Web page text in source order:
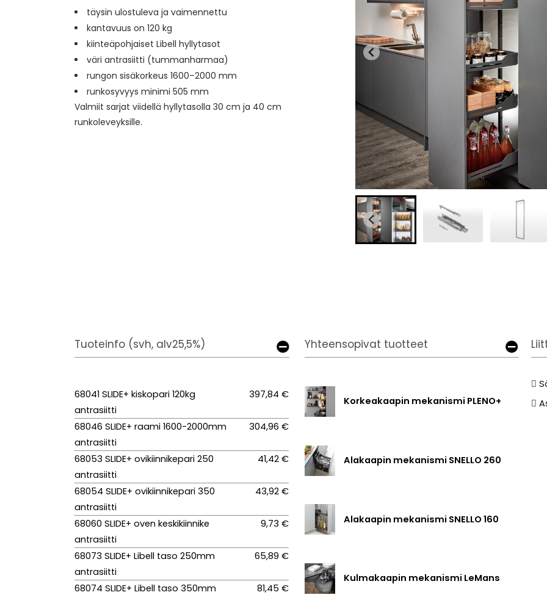
täysin ulostuleva ja vaimennettu
kantavuus on 120 kg
kiinteäpohjaiset Libell hyllytasot
väri antrasiitti (tummanharmaa)
rungon sisäkorkeus 1600–2000 mm
runkosyvyys minimi 505 mm
Valmiit sarjat viidellä hyllytasolla 30 cm ja 40 cm
runkoleveyksille.
Tuoteinfo (svh, alv25,5%)
68041 SLIDE+ kiskopari 120kg
antrasiitti
397,84 €
68046 SLIDE+ raami 1600-2000mm
antrasiitti
304,96 €
68053 SLIDE+ ovikiinnikepari 250
antrasiitti
41,42 €
68054 SLIDE+ ovikiinnikepari 350
antrasiitti
43,92 €
68060 SLIDE+ oven keskikiinnike
antrasiitti
9,73 €
68073 SLIDE+ Libell taso 250mm
antrasiitti
65,89 €
68074 SLIDE+ Libell taso 350mm
81,45 €
Yhteensopivat tuotteet
Korkeakaapin mekanismi PLENO+
Alakaapin mekanismi SNELLO 260
Alakaapin mekanismi SNELLO 160
Kulmakaapin mekanismi LeMans